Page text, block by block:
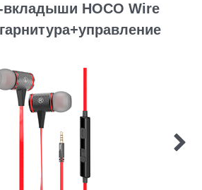
HOCO Wire